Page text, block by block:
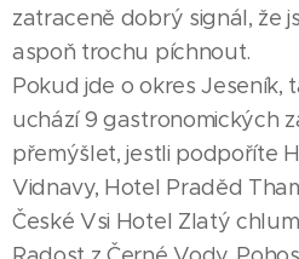
zatraceně dobrý signál, že
aspoň trochu píchnout.
Pokud jde o okres Jeseník,
uchází 9 gastronomických
přemýšlet, jestli podpoříte
Vidnavy, Hotel Praděd
České Vsi Hotel Zlatý